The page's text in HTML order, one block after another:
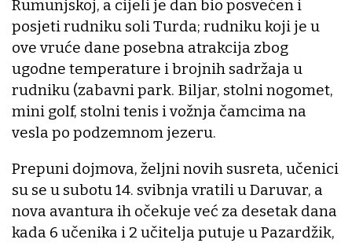
Rumunjskoj, a cijeli je dan bio posvećen i
posjeti rudniku soli Turda; rudniku koji je u
ove vruće dane posebna atrakcija zbog
ugodne temperature i brojnih sadržaja u
rudniku (zabavni park. Biljar, stolni nogomet,
mini golf, stolni tenis i vožnja čamcima na
vesla po podzemnom jezeru.
Prepuni dojmova, željni novih susreta, učenici
su se u subotu 14. svibnja vratili u Daruvar, a
nova avantura ih očekuje već za desetak dana
kada 6 učenika i 2 učitelja putuje u Pazardžik,